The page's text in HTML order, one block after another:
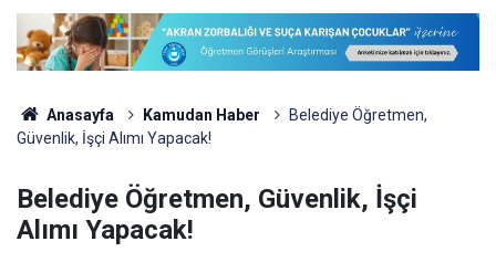
Anasayfa Kamudan Haber
Belediye Öğretmen,
Güvenlik, İşçi Alımı Yapacak!
Belediye Öğretmen, Güvenlik, İşçi
Alımı Yapacak!